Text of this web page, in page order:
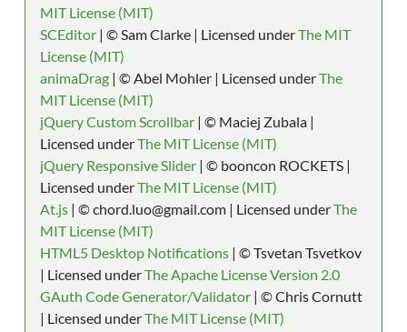
MIT License (MIT)
SCEditor | © Sam Clarke | Licensed underThe MIT
License (MIT)
animaDrag | © Abel Mohler | Licensed underThe
MIT License (MIT)
jQuery Custom Scrollbar | © Maciej Zubala |
Licensed underThe MIT License (MIT)
jQuery Responsive Slider | © booncon ROCKETS |
Licensed underThe MIT License (MIT)
At.js | © chord.luo@gmail.com | Licensed underThe
MIT License (MIT)
HTML5 Desktop Notifications | © Tsvetan Tsvetkov
| Licensed underThe Apache License Version 2.0
GAuth Code Generator/Validator | © Chris Cornutt
| Licensed underThe MIT License (MIT)